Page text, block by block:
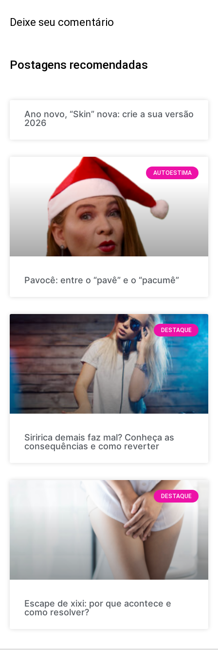
Deixe seu comentário
Postagens recomendadas
Ano novo, “Skin” nova: crie a sua versão
2026
AUTOESTIMA
Pavocê: entre o “pavê” e o “pacumê”
DESTAQUE
Siririca demais faz mal? Conheça as
consequências e como reverter
DESTAQUE
Escape de xixi: por que acontece e
como resolver?